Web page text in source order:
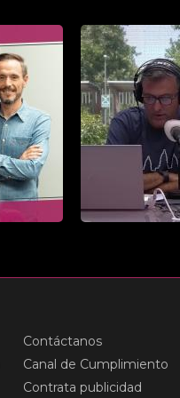
Contáctanos
Canal de Cumplimiento
Contrata publicidad